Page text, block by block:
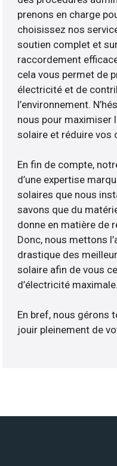
prenons en charge
choisissez nos
soutien complet et
raccordement
cela vous permet de
électricité et de
l’environnement.
nous pour maximiser
solaire et réduire vos
En fin de compte,
d’une expertise
solaires que nous
savons que du
donne en matière de
Donc, nous mettons
drastique des
solaire afin de vous
d’électricité maximale.
En bref, nous gérons
jouir pleinement de